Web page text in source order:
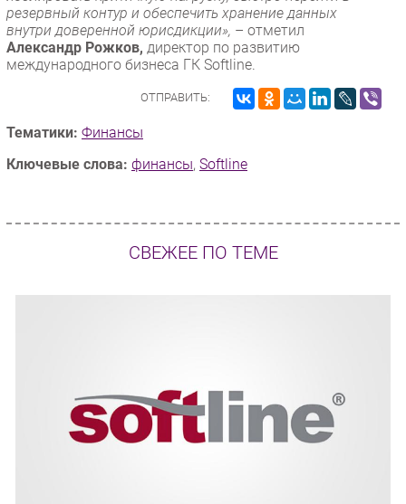
резервный контур и обеспечить хранение данных
внутри доверенной юрисдикции», – отметил
Александр Рожков, директор по развитию
международного бизнеса ГК Softline.
ОТПРАВИТЬ:
Тематики: Финансы
Ключевые слова: финансы, Softline
СВЕЖЕЕ ПО ТЕМЕ